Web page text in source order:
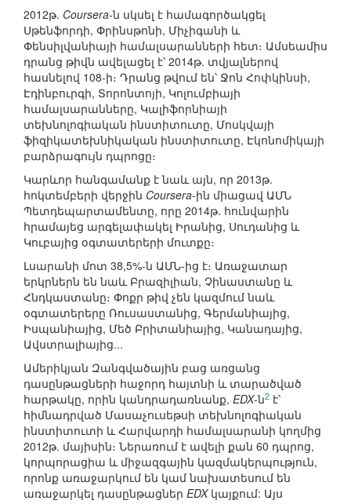
2012թ. Coursera-ն սկսել է համագործակցել
Սթենֆորդի, Փրինսթոնի, Միչիգանի և
Փենսիլվանիայի համալսարանների հետ։ Ամսեամիս
դրանց թիվն ավելացել է՝ 2014թ. տվյալներով
հասնելով 108-ի։ Դրանց թվում են՝ Ջոն Հոփկինսի,
Էդինբուրգի, Տորոնտոյի, Կոլումբիայի
համալսարանները, Կալիֆորնիայի
տեխնոլոգիական ինստիտուտը, Մոսկվայի
ֆիզիկատեխնիկական ինստիտուտը, Էկոնոմիկայի
բարձրագույն դպրոցը։
Կարևոր հանգամանք է նաև այն, որ 2013թ.
հոկտեմբերի վերջին Coursera-ին միացավ ԱՄՆ
Պետդեպարտամենտը, որը 2014թ. հունվարին
հրամայեց արգելափակել Իրանից, Սուդանից և
Կուբայից օգտատերերի մուտքը։
Լսարանի մոտ 38,5%-ն ԱՄՆ-ից է։ Առաջատար
երկրներն են նաև Բրազիլիան, Չինաստանը և
Հնդկաստանը։ Փոքր թիվ չեն կազմում նաև
օգտատերերը Ռուսաստանից, Գերմանիայից,
Իսպանիայից, Մեծ Բրիտանիայից, Կանադայից,
Ավստրալիայից...
Ամերիկյան Զանգվածային բաց առցանց
դասընթացների հաջորդ հայտնի և տարածված
հարթակը, որին կանդրադառնանք, EDX-ն2 է՝
հիմնադրված Մասաչուսեթսի տեխնոլոգիական
ինստիտուտի և Հարվարդի համալսարանի կողմից
2012թ. մայիսին։ Ներառում է ավելի քան 60 դպրոց,
կորպորացիա և միջազգային կազմակերպություն,
որոնք առաջարկում են կամ նախատեսում են
առաջարկել դասընթացներ EDXկայքում: Այս